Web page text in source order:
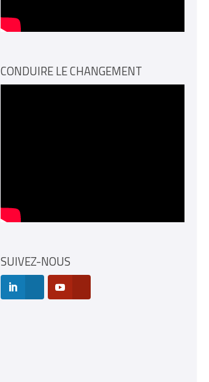
CONDUIRE LE CHANGEMENT
SUIVEZ-NOUS